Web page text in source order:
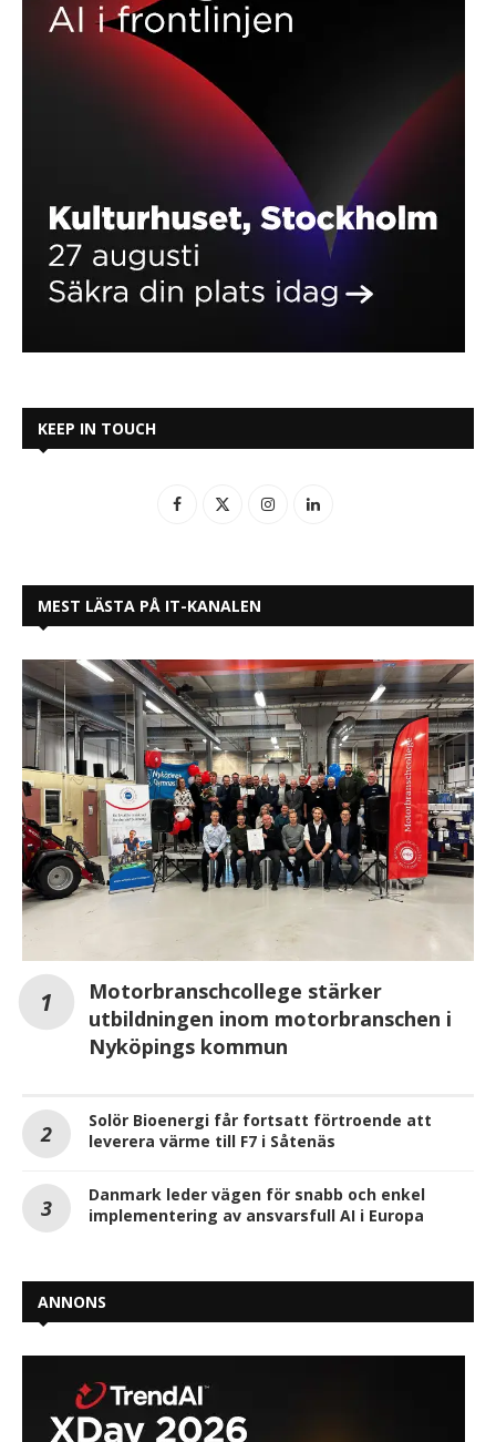
KEEP IN TOUCH
MEST LÄSTA PÅ IT-KANALEN
Motorbranschcollege stärker
utbildningen inom motorbranschen i
Nyköpings kommun
Solör Bioenergi får fortsatt förtroende att
leverera värme till F7 i Såtenäs
Danmark leder vägen för snabb och enkel
implementering av ansvarsfull AI i Europa
ANNONS